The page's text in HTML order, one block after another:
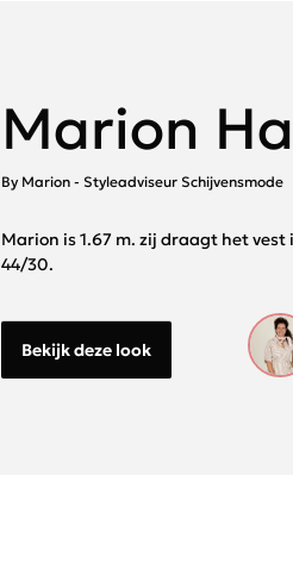
Marion
By Marion - Styleadviseur Schijvensmode
Marion is 1.67 m. zij draagt het
44/30.
Bekijk deze look